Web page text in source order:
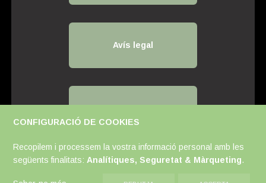
Avís legal
CONFIGURACIÓ DE COOKIES
Recopilem i processem la vostra informació personal amb les
següents finalitats: Analítiques, Seguretat & Màrqueting.